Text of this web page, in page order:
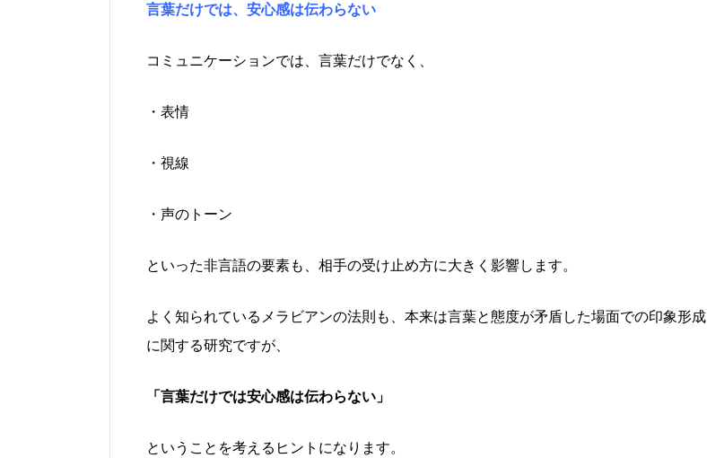
言葉だけでは、安心感は伝わらない
コミュニケーションでは、言葉だけでなく、
・表情
・視線
・声のトーン
といった非言語の要素も、相手の受け止め方に大きく影響します。
よく知られているメラビアンの法則も、本来は言葉と態度が矛盾した場面での印象形成
に関する研究ですが、
「言葉だけでは安心感は伝わらない」
ということを考えるヒントになります。